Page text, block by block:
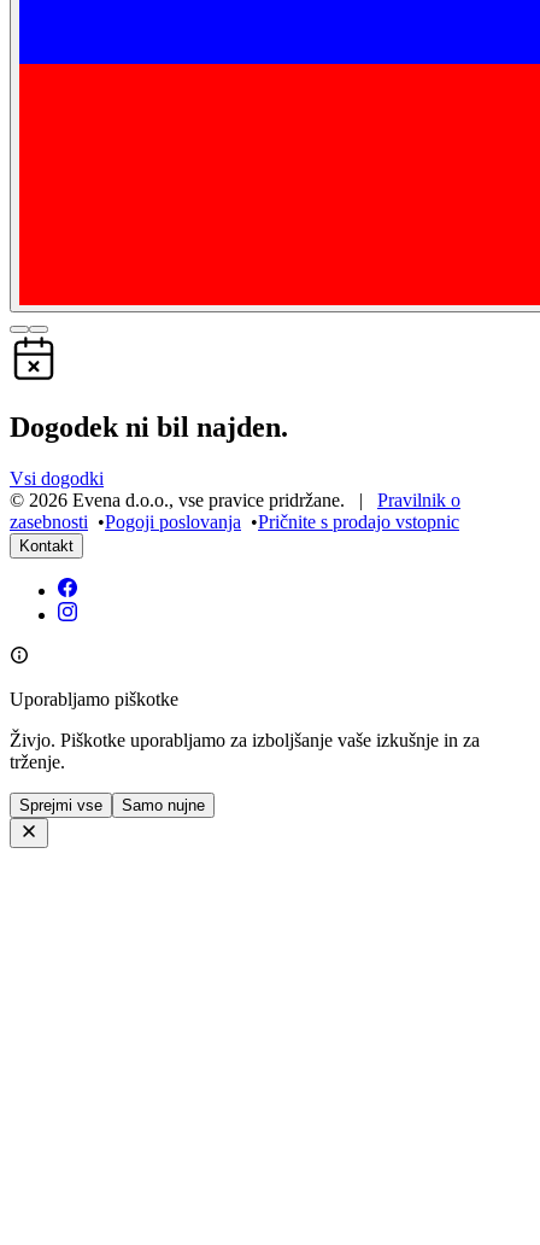
Dogodek ni bil najden.
Vsi dogodki
© 2026 Evena d.o.o., vse pravice pridržane. | Pravilnik o
zasebnosti •Pogoji poslovanja •Pričnite s prodajo vstopnic
Kontakt
Uporabljamo piškotke
Živjo. Piškotke uporabljamo za izboljšanje vaše izkušnje in za
trženje.
Sprejmi vse Samo nujne